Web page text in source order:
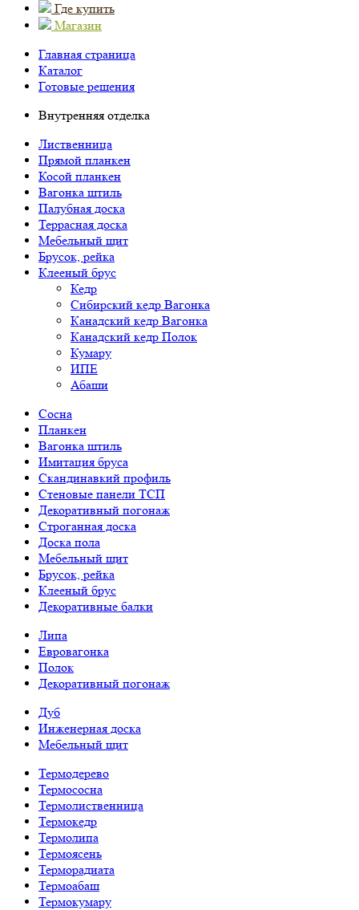
Где купить
Магазин
Главная страница
Каталог
Готовые решения
Внутренняя отделка
Лиственница
Прямой планкен
Косой планкен
Вагонка штиль
Палубная доска
Террасная доска
Мебельный щит
Брусок, рейка
Клееный брус
Кедр
Сибирский кедр Вагонка
Канадский кедр Вагонка
Канадский кедр Полок
Кумару
ИПЕ
Абаши
Сосна
Планкен
Вагонка штиль
Имитация бруса
Скандинавкий профиль
Стеновые панели ТСП
Декоративный погонаж
Строганная доска
Доска пола
Мебельный щит
Брусок, рейка
Клееный брус
Декоративные балки
Липа
Евровагонка
Полок
Декоративный погонаж
Дуб
Инженерная доска
Мебельный щит
Термодерево
Термососна
Термолиственница
Термокедр
Термолипа
Термоясень
Терморадиата
Термоабаш
Термокумару